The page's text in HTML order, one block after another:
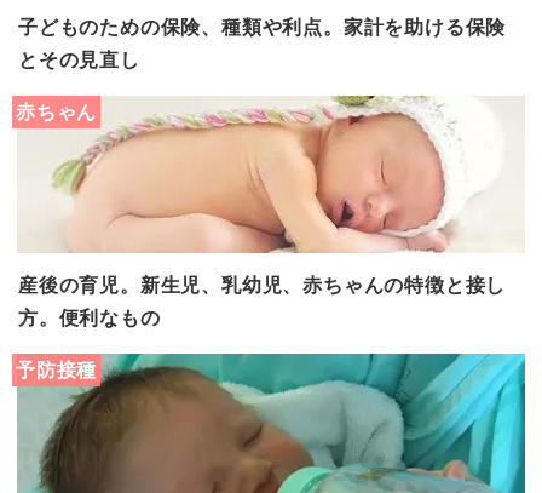
子どものための保険、種類や利点。家計を助ける保険
とその見直し
赤ちゃん
産後の育児。新生児、乳幼児、赤ちゃんの特徴と接し
方。便利なもの
予防接種